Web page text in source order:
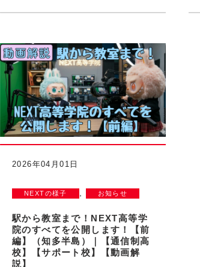
2026年04月01日
NEXTの様子 お知らせ
駅から教室まで！NEXT高等学
院のすべてを公開します！【前
編】（知多半島）｜【通信制高
校】【サポート校】【動画解
説】